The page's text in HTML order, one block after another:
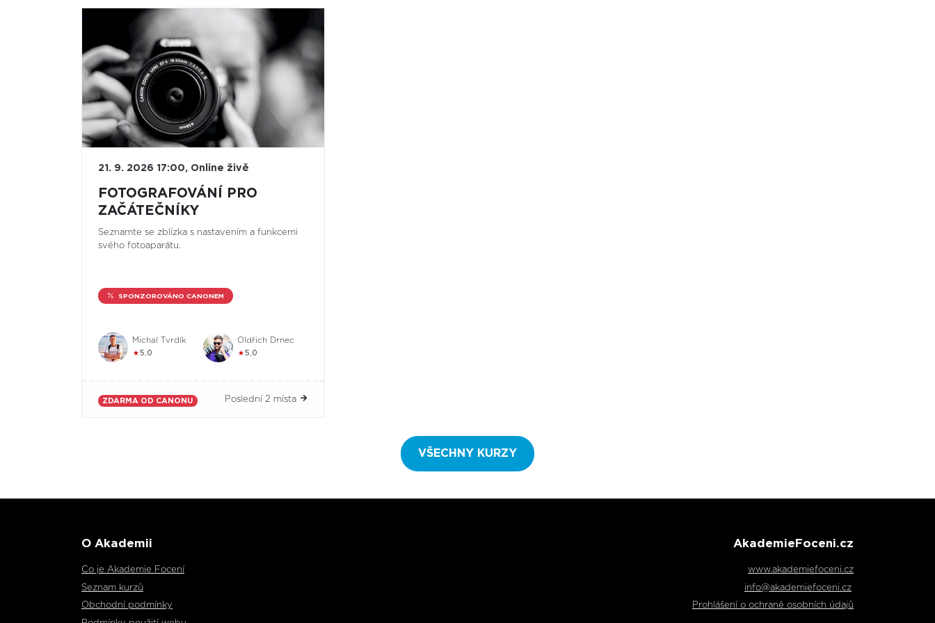
21. 9. 2026 17:00, Online živě
FOTOGRAFOVÁNÍ PRO
ZAČÁTEČNÍKY
Seznamte se zblízka s nastavením a funkcemi
svého fotoaparátu.
SPONZOROVÁNO CANONEM
Michal Tvrdík
★ 5,0
Oldřich Drnec
★ 5,0
ZDARMA OD CANONU Poslední 2 místa
VŠECHNY KURZY
O Akademii
Co je Akademie Focení
Seznam kurzů
Obchodní podmínky
AkademieFoceni.cz
www.akademiefoceni.cz
info@akademiefoceni.cz.
Prohlášení o ochraně osobních údajů